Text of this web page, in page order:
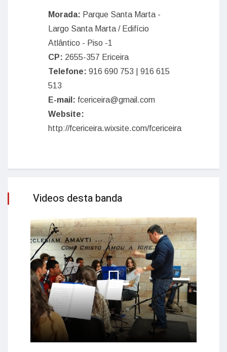
Morada: Parque Santa Marta -
Largo Santa Marta / Edifício
Atlântico - Piso -1
CP: 2655-357 Ericeira
Telefone: 916 690 753 | 916 615
513
E-mail: fcericeira@gmail.com
Website:
http://fcericeira.wixsite.com/fcericeira
Videos desta banda